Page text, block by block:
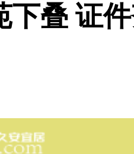
下叠 证